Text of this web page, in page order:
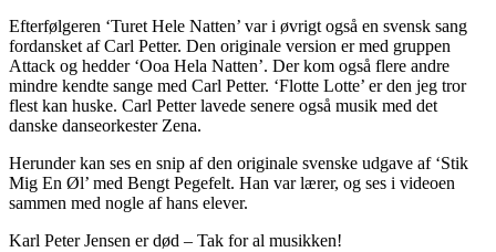
Efterfølgeren ‘Turet Hele Natten’ var i øvrigt også en svensk sang
fordansket af Carl Petter. Den originale version er med gruppen
Attack og hedder ‘Ooa Hela Natten’. Der kom også flere andre
mindre kendte sange med Carl Petter. ‘Flotte Lotte’ er den jeg tror
flest kan huske. Carl Petter lavede senere også musik med det
danske danseorkester Zena.
Herunder kan ses en snip af den originale svenske udgave af ‘Stik
Mig En Øl’ med Bengt Pegefelt. Han var lærer, og ses i videoen
sammen med nogle af hans elever.
Karl Peter Jensen er død – Tak for al musikken!